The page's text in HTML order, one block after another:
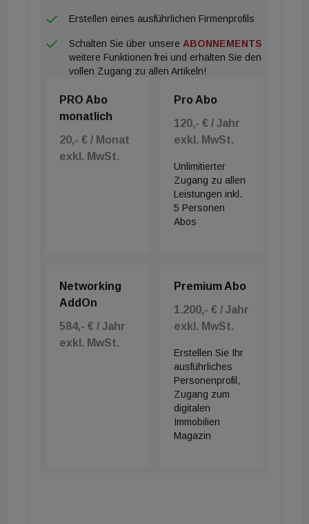
Erstellen eines ausführlichen Firmenprofils
Schalten Sie über unsere ABONNEMENTS
weitere Funktionen frei und erhalten Sie den
vollen Zugang zu allen Artikeln!
PRO Abo
monatlich
20,- € / Monat
exkl. MwSt.
Pro Abo
120,- € / Jahr
exkl. MwSt.
Unlimitierter
Zugang zu allen
Leistungen inkl.
5 Personen
Abos
Networking
AddOn
584,- € / Jahr
exkl. MwSt.
Premium Abo
1.200,- € / Jahr
exkl. MwSt.
Erstellen Sie Ihr
ausführliches
Personenprofil,
Zugang zum
digitalen
Immobilien
Magazin